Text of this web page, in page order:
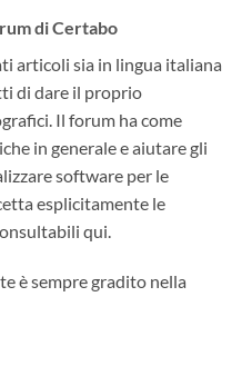
di Certabo
articoli sia in lingua italiana
di dare il proprio
Il forum ha come
in generale e aiutare gli
software per le
esplicitamente le
qui.
è sempre gradito nella